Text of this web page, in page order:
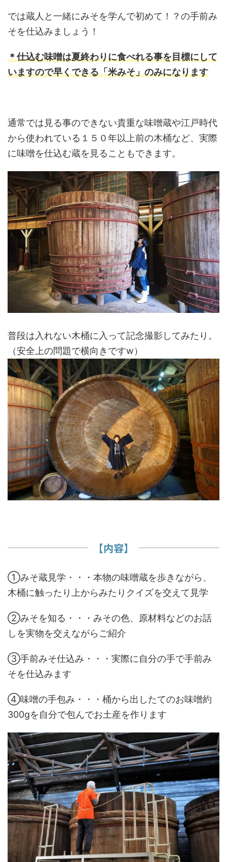
では蔵人と一緒にみそを学んで初めて！？の手前み
そを仕込みましょう！
＊仕込む味噌は夏終わりに食べれる事を目標にして
いますので早くできる「米みそ」のみになります
通常では見る事のできない貴重な味噌蔵や江戸時代
から使われている１５０年以上前の木桶など、実際
に味噌を仕込む蔵を見ることもできます。
普段は入れない木桶に入って記念撮影してみたり。
（安全上の問題で横向きですw）
【内容】
①みそ蔵見学・・・本物の味噌蔵を歩きながら、
木桶に触ったり上からみたりクイズを交えて見学
②みそを知る・・・みその色、原材料などのお話
しを実物を交えながらご紹介
③手前みそ仕込み・・・実際に自分の手で手前み
そを仕込みます
④味噌の手包み・・・桶から出したてのお味噌約
300gを自分で包んでお土産を作ります